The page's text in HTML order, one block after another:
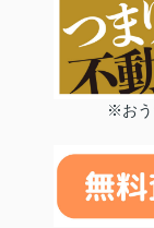
※おう